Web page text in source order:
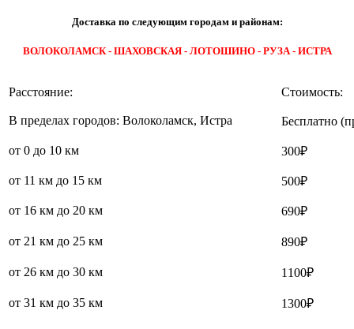
Доставка по следующим городам и районам:
ВОЛОКОЛАМСК - ШАХОВСКАЯ - ЛОТОШИНО - РУЗА - ИСТРА
Расстояние: Стоимость:
В пределах городов: Волоколамск, Истра Бесплатно
от 0 до 10 км 300₽
от 11 км до 15 км 500₽
от 16 км до 20 км 690₽
от 21 км до 25 км 890₽
от 26 км до 30 км 1100₽
от 31 км до 35 км 1300₽